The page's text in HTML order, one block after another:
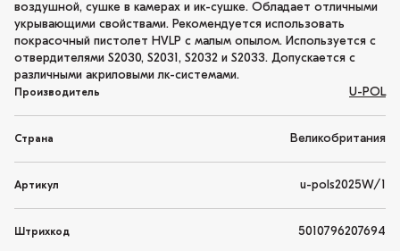
воздушной, сушке в камерах и ик-сушке. Обладает отличными
укрывающими свойствами. Рекомендуется использовать
покрасочный пистолет HVLP с малым опылом. Используется с
отвердителями S2030, S2031, S2032 и S2033. Допускается с
различными акриловыми лк-системами.
Производитель U-POL
Страна Великобритания
Артикул u-pols2025W/1
Штрихкод 5010796207694